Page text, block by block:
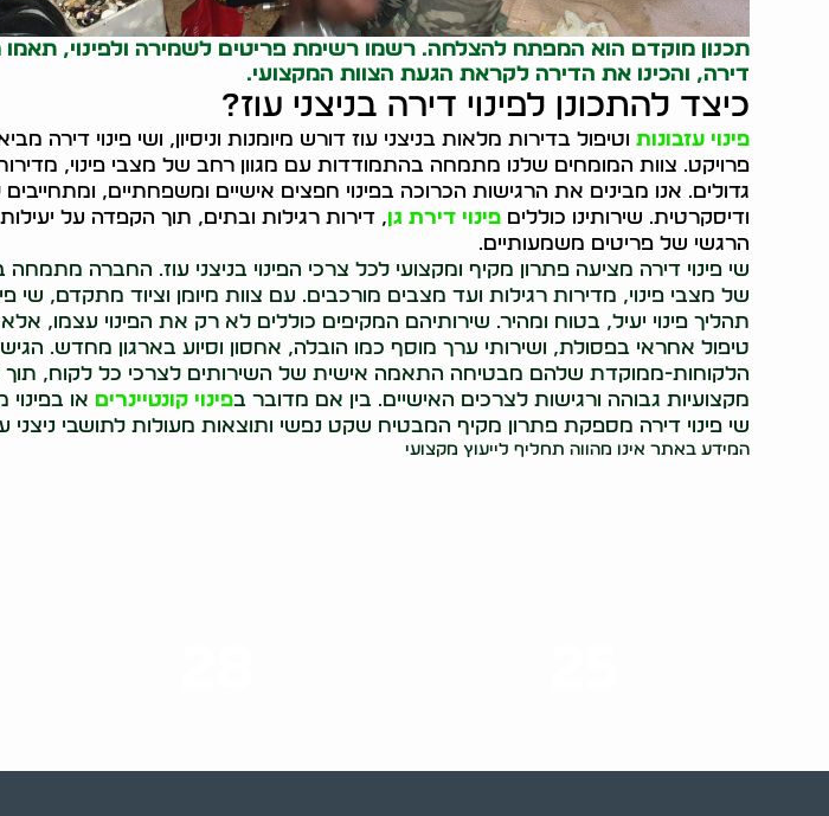
תכנון מוקדם הוא המפתח להצלחה. רשמו רשימת פריטים לשמירה ולפינוי, תאמו
דירה, והכינו את הדירה לקראת הגעת הצוות המקצועי.
כיצד להתכונן לפינוי דירה בניצני עוז?
פינוי עזבונות וטיפול בדירות מלאות בניצני עוז דורש מיומנות וניסיון, ושי פינוי דירה
פרויקט. צוות המומחים שלנו מתמחה בהתמודדות עם מגוון רחב של מצבי פינוי,
גדולים. אנו מבינים את הרגישות הכרוכה בפינוי חפצים אישיים ומשפחתיים,
ודיסקרטית. שירותינו כולליםפינוי דירת גן, דירות רגילות ובתים, תוך הקפדה על
הרגשי של פריטים משמעותיים.
שי פינוי דירה מציעה פתרון מקיף ומקצועי לכל צרכי הפינוי בניצני עוז. החברה מתמחה
של מצבי פינוי, מדירות רגילות ועד מצבים מורכבים. עם צוות מיומן וציוד מתקדם, שי
תהליך פינוי יעיל, בטוח ומהיר. שירותיהם המקיפים כוללים לא רק את הפינוי עצמו, אלא
טיפול אחראי בפסולת, ושירותי ערך מוסף כמו הובלה, אחסון וסיוע בארגון מחדש.
הלקוחות-ממוקדת שלהם מבטיחה התאמה אישית של השירותים לצרכי כל לקוח,
מקצועיות גבוהה ורגישות לצרכים האישיים. בין אם מדובר בפינוי קונטיינרים או
שי פינוי דירה מספקת פתרון מקיף המבטיח שקט נפשי ותוצאות מעולות לתושבי ניצני
המידע באתר אינו מהווה תחליף לייעוץ מקצועי